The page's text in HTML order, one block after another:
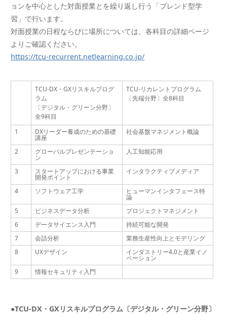
ョンを中心とした対面授業とを繰り返し行う「ブレンド型学
習」で行います。
対面授業の日程ならびに場所については、各科目の詳細ページ
よりご確認ください。
https://tcu-recurrent.netlearning.co.jp/
TCU-DX・GXリスキルプログ
ラム
〔デジタル・グリーン分野〕
全9科目
TCU-リカレントプログラム
〔先端分野〕全8科目
1 DXリーダー養成のための基礎
講座
社会基盤マネジメント概論
2 グローバルプレゼンテーショ
ン
人工知能応用
3 スタートアップにおける事業
開発ポイント
インタラクティブメディア
4 ソフトウェア工学 ヒューマンインタフェース特
論
5
ビジネスデータ分析
プロジェクトマネジメント
6
データサイエンス入門
持続可能な開発
7
会話分析
業務生産性向上とモデリング
8
UXデザイン インダストリー4.0と産業イノ
ベーション
9
情報セキュリティ入門
●TCU-DX・GXリスキルプログラム〔デジタル・グリーン分野〕